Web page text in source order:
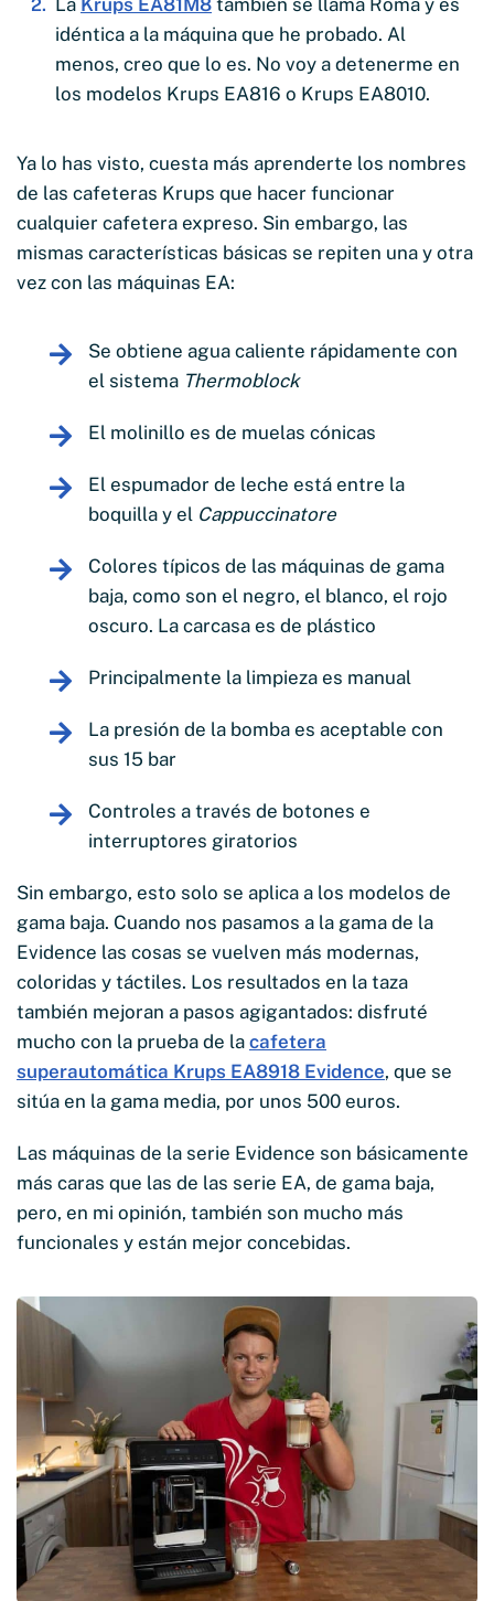
La Krups EA81M8 también se llama Roma y es
idéntica a la máquina que he probado. Al
menos, creo que lo es. No voy a detenerme en
los modelos Krups EA816 o Krups EA8010.
Ya lo has visto, cuesta más aprenderte los nombres
de las cafeteras Krups que hacer funcionar
cualquier cafetera expreso. Sin embargo, las
mismas características básicas se repiten una y otra
vez con las máquinas EA:
Se obtiene agua caliente rápidamente con
el sistema Thermoblock
El molinillo es de muelas cónicas
El espumador de leche está entre la
boquilla y el Cappuccinatore
Colores típicos de las máquinas de gama
baja, como son el negro, el blanco, el rojo
oscuro. La carcasa es de plástico
Principalmente la limpieza es manual
La presión de la bomba es aceptable con
sus 15 bar
Controles a través de botones e
interruptores giratorios
Sin embargo, esto solo se aplica a los modelos de
gama baja. Cuando nos pasamos a la gama de la
Evidence las cosas se vuelven más modernas,
coloridas y táctiles. Los resultados en la taza
también mejoran a pasos agigantados: disfruté
mucho con la prueba de la cafetera
superautomática Krups EA8918 Evidence, que se
sitúa en la gama media, por unos 500 euros.
Las máquinas de la serie Evidence son básicamente
más caras que las de las serie EA, de gama baja,
pero, en mi opinión, también son mucho más
funcionales y están mejor concebidas.